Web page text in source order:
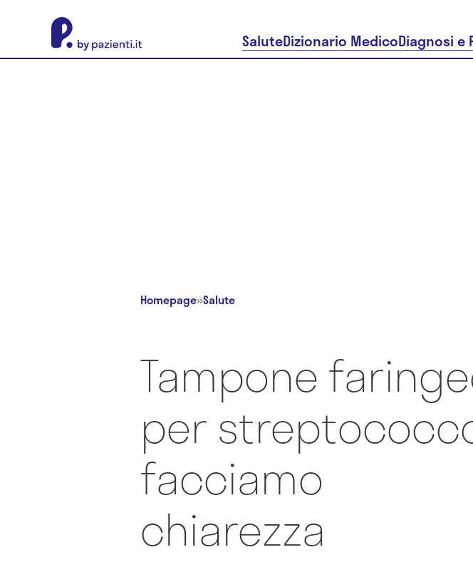
SaluteDizionario MedicoDiagnosi e
Homepage»Salute
Tampone
per
facciamo
chiarezza